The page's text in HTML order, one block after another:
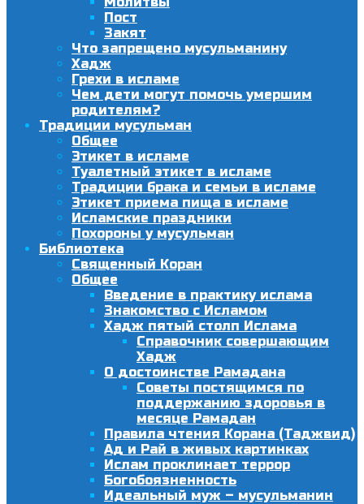
Пост
Закят
Что запрещено мусульманину
Хадж
Грехи в исламе
Чем дети могут помочь умершим
родителям?
Традиции мусульман
Общее
Этикет в исламе
Туалетный этикет в исламе
Традиции брака и семьи в исламе
Этикет приема пища в исламе
Исламские праздники
Похороны у мусульман
Библиотека
Священный Коран
Общее
Введение в практику ислама
Знакомство с Исламом
Хадж пятый столп Ислама
Справочник совершающим
Хадж
О достоинстве Рамадана
Советы постящимся по
поддержанию здоровья в
месяце Рамадан
Правила чтения Корана (Таджвид)
Ад и Рай в живых картинках
Ислам проклинает террор
Богобоязненность
Идеальный муж – мусульманин